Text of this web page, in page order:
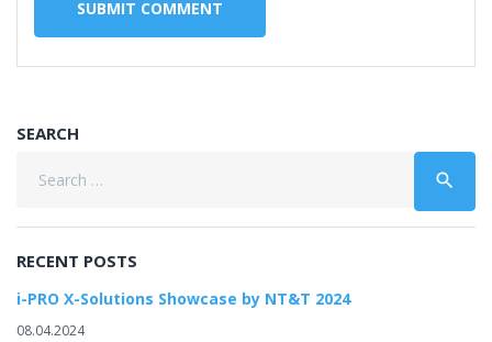
SEARCH
search
RECENT POSTS
i-PRO X-Solutions Showcase by NT&T 2024
08.04.2024